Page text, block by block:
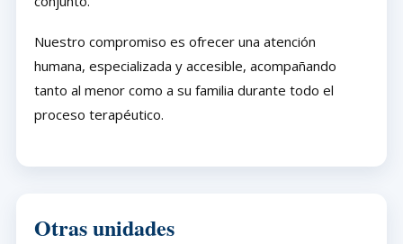
Nuestro compromiso es ofrecer una atención
humana, especializada y accesible, acompañando
tanto al menor como a su familia durante todo el
proceso terapéutico.
Otras unidades